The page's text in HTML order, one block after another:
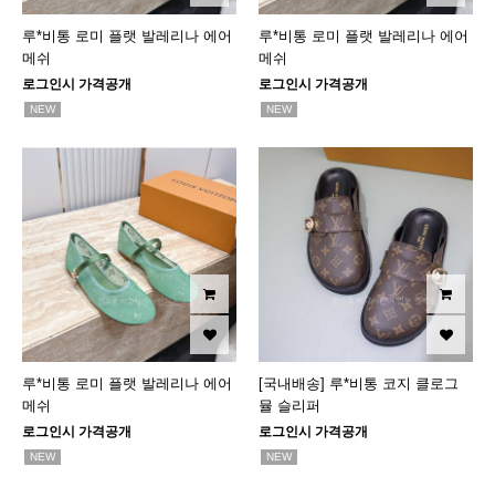
루*비통 로미 플랫 발레리나 에어
메쉬
로그인시 가격공개
NEW
루*비통 로미 플랫 발레리나 에어
메쉬
로그인시 가격공개
NEW
루*비통 로미 플랫 발레리나 에어
메쉬
로그인시 가격공개
NEW
[국내배송] 루*비통 코지 클로그
뮬 슬리퍼
로그인시 가격공개
NEW